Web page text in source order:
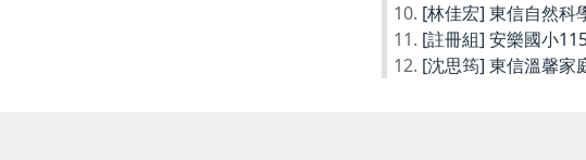
[林佳宏] 東信自然科
[註冊組] 安樂國小
[沈思筠] 東信溫馨家